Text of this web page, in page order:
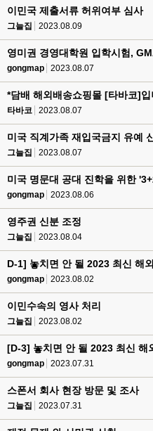
이민국 제출서류 허위여부 심사
그늘집 2023.08.09
영미권 경영대학원 입학시험,
gongmap 2023.08.07
*담배 해외배송쇼핑몰 [타바코]입
타바코 2023.08.07
미국 직계가족 재입국금지 유예
그늘집 2023.08.07
미국 명문대 공대 진학을 위한
gongmap 2023.08.06
영주권 신분 조정
그늘집 2023.08.04
D-1] 놓치면 안 될 2023 최신 해
gongmap 2023.08.02
이민수속의 영사 처리
그늘집 2023.08.02
[D-3] 놓치면 안 될 2023 최신 해
gongmap 2023.07.31
스폰서 회사 현장 방문 및 조사
그늘집 2023.07.31